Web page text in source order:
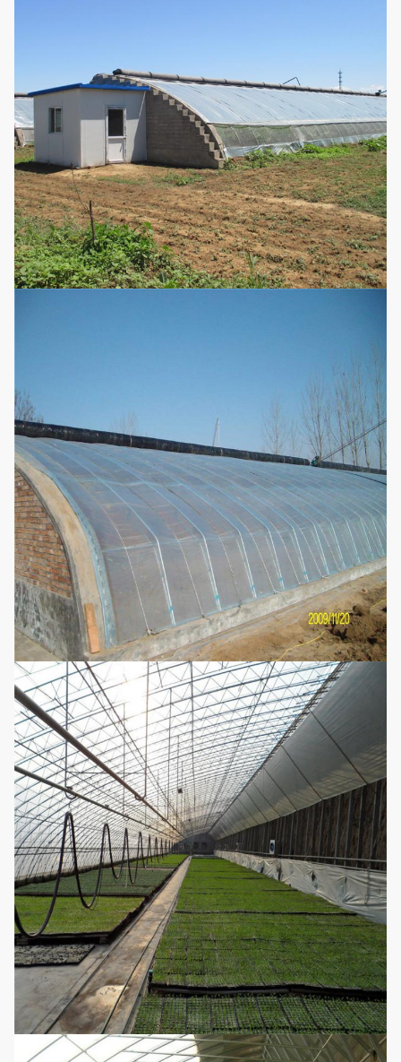
Schulter-Höhe
5Feet-6Feet/1.5-1.8m(entsprechend
Anforderungen kann besonders
1. Lüftungsanlage: Seite/Spitze eine
Rollen--obenfilm-Belüftung
2. Kühlsystem:
Seitenabsauggebläse/abkühlende
abkühlende Auflage
Tropfenfänger/
5. Heizsystem
6. Intelligentes Kontrollsystem
(Entsprechend Anforderungen kann
besonders angefertigt werden)
Anwendungen
Erdbeer-, Wassermelonen-, Gurken-,
Tomaten-, Gemüse-, Blumen-und
Ertragskultur-Heilpflanze